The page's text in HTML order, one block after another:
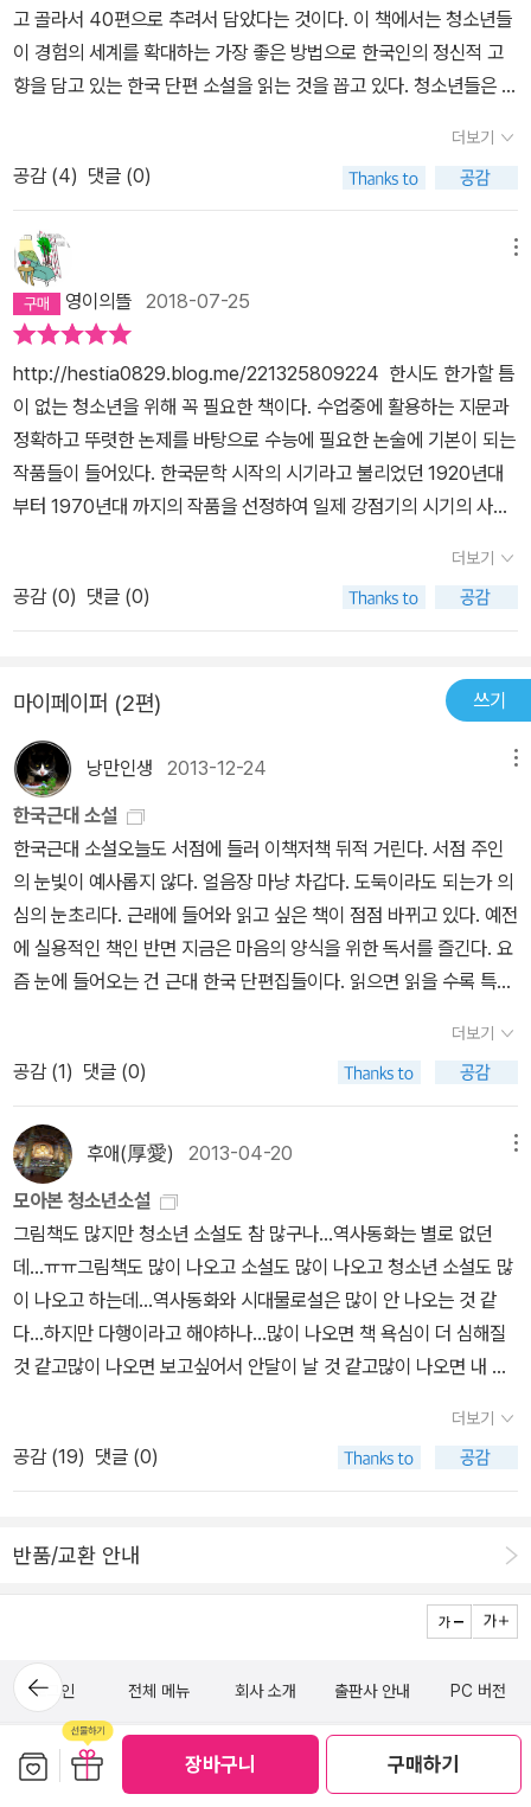
장바구니 구매하기
고 골라서 40편으로 추려서 담았다는 것이다. ​이 책에서는 청소년들
이 경험의 세계를 확대하는 가장 좋은 방법으로 한국인의 정신적 고
향을 담고 있는 한국 단편 소설을 읽는 것을 꼽고 있다. 청소년들은 자
으로써 세대 간의 격차를 뛰어넘는 성숙한 정신세계를 가꿀 수 있을
것(4쪽)이라고 하니 청소년들은 물론이고, 어느 세대건 대표적인 한
국단편소설을 접하는 것이 필요하겠다. ​이 책에서는 나름의 기준으로
한국단편소설 40편을 선정했다. 발표 시기를 기준으로 삼아 1920년
대에서 2000년대까지의 작품을 선정했으며, 시대성과 예술성을 지
닌 대표작 위주로 면밀히 검토했다고 한다. 어떤 작품들이 선정되어
있는지 이 책에 담긴 한국단편소설을 읽어보는 시간을 가져보았다.
『한국단편소설40』의 작품 선정 기준과 장점① 문학사적 의의, 예술
성, 대중성을 작품 선정의 준거로 삼았다.② 문학 교과서에 비중 있게
다뤄진 작품들을 우선순위에 올렸다.③ 줄거리 분석과 인물 관계도를
실어 작품의 내용을 정확하게 파악하도록 했다.④ 수능, 논술, 수행 평
가에 대비해 생각을 유도하는 작품 해설에 주력했다.⑤ 작품 전문을
수록해 완전한 감상을 할 수 있도록 유도했다.⑥ 어려운 어휘는 괄호
안에 주석을 달아 내용을 바로 이해할 수 있도록 배려했다. (책 뒤표
고」 「돌다리」, 박영준 「모범 경작생」, 계용묵 「백치 아다다」, 주요섭
「사랑손님과 어머니」, 유진오 「김 강사와 T교수」, 김유정 「만무방」
「금 따는 콩밭」 「봄봄」 「동백꽃」, 이상 「날개」, 이효석 「메밀꽃 필 무
렵」 「산」, 김동리 「무녀도」, 채만식 「치숙」 「이상한 선생님」, 현덕 「하
늘은 맑건만」 「고구마」 「나비를 잡는 아버지」, 염상섭 「두 파산」, 황순
원 「별」 「독 짓는 늙은이」 「소나기」 「학」, 하근찬 「수난이대」, 최일남
「노새 두 마리」, 조세희 「뫼비우스의 띠」 「난장이가 쏘아 올린 작은
공」, 오정희 「소음 공해」, 윤흥길 「종탑 아래에서」가 수록되어 있다. ​
이 중에 줄거리와 해설을 담은 MP3 파일이 제공되는 소설도 있는데,
다. 작품을 다양하게 접할 수 있도록 도움을 주고 있다. ​이 책은 작가
와 작품 세계, 작품 정리, 구성과 줄거리, 생각해 볼 문제 등을 일러주
어 학생들 학습에 도움이 되도록 간단하게 정리해 볼 수 있는 부분이
있다. 그런 면에서 볼 때 특히 인상적인 것은 '인물 관계도'이다. 작품
을 읽을 때, 한참을 읽어나가야 등장인물이 어느 정도 파악되게 마련
인데, 그림과 함께 등장인물 관계도를 보여주니 전체적인 흐름과 이
해를 빠르게 하도록 도와주고 있다. ​사실 학습과 재미 둘 다 있어야 책
을 읽는 맛이 있지 않겠는가. 특히 아이들은 안 그래도 재미있는 게 많
은 세상이라 공부하는 게 즐겁지만은 않을 것이다. 그런데 이 책은 엄
선한 한국단편소설 작품 40편의 전문을 수록해 자유롭게 감상을 할
수 있도록 하면서도 시험을 위한 작품 해설까지 더해지니 학습과 재
미 다 느낄 수 있을 것이다.​이 책을 통해 조금씩 한국단편소설을 차곡
차곡 익혀나가면 어느덧 자신감을 얻을 수 있을 것이다. 한국단편소
더보기
공감 (4) 댓글 (0)
영이의뜰 2018-07-25
http://hestia0829.blog.me/221325809224 한시도 한가할 틈
이 없는 청소년을 위해 꼭 필요한 책이다. 수업중에 활용하는 지문과
정확하고 뚜렷한 논제를 바탕으로 수능에 필요한 논술에 기본이 되는
작품들이 들어있다. 한국문학 시작의 시기라고 불리었던 1920년대
부터 1970년대 까지의 작품을 선정하여 일제 강점기의 시기의 사회
체계적으로 구성하여 소개하였다.시대별 40편의 주요 작품과 작가
를 소개하고 그 시대의 배경과 문화 정책의 영향과 비판적인 창작의
위축으로 그 시대와의 핍박과 대립에 혼란 상황의 양상도 두루 표현
오, 김유정, 이상, 이효석, 김동리, 채만식, 현덕, 염상섭, 황순원, 김성
한, 하근찬, 김승옥, 조세희, 양귀자, 윤홍길의 작품과 주요작품에는
MP3를 통하여 줄거리와 해설이 제공되어 무척 정돈된 자료를 제공
했다.게다가 각 작품마다 그 작품의 세계를 보여주고 작품의 시점과
구성, 그리고 줄거리를 제공하여 작품의 이해도를 높일 수 있게 설명
문구를 넣었고 소설의 구성요소별로 내용을 간추려 함께 생각해 볼
문제를 제시해 준다.기존의 한권의 책으로 한편의 작품을 만났다면
이 책은 가장 중요한 요점의 포인트로 짧게 스토리를 구성하고 인물
관계도를 통해 작품을 정확하고도 명료하게 파악하도록 했으며 어려
한국단편소설은 중고생에게 꼭 필요한 필독서로 이 책을 통하여 한국
단편소설의 역사를 바로 알게 하였고 현재의 내신을 통한 논술과 수
능에 알찬 도움이 될듯하다. 나아가 우리 문학의 역사와 거목들을 줄
지어 만날 수 있으니 그 시대의 삶을 다시금 옅보는 좋은 기회가 되었
다.
더보기
공감 (0) 댓글 (0)
마이페이퍼 (2편) 쓰기
낭만인생 2013-12-24
한국근대 소설
한국근대 소설오늘도 서점에 들러 이책저책 뒤적 거린다. 서점 주인
의 눈빛이 예사롭지 않다. 얼음장 마냥 차갑다. 도둑이라도 되는가 의
심의 눈초리다. 근래에 들어와 읽고 싶은 책이 점점 바뀌고 있다. 예전
에 실용적인 책인 반면 지금은 마음의 양식을 위한 독서를 즐긴다. 요
즘 눈에 들어오는 건 근대 한국 단편집들이다. 읽으면 읽을 수록 특이
국 단편 소설을 추려 놓은 책이 몇 권 보인다. 주문해서 읽어 봐야 겠
다.
더보기
공감 (1) 댓글 (0)
후애(厚愛) 2013-04-20
모아본 청소년소설
그림책도 많지만 청소년 소설도 참 많구나...역사동화는 별로 없던
데...ㅠㅠ그림책도 많이 나오고 소설도 많이 나오고 청소년 소설도 많
이 나오고 하는데...역사동화와 시대물로설은 많이 안 나오는 것 같
다...하지만 다행이라고 해야하나...많이 나오면 책 욕심이 더 심해질
것 같고많이 나오면 보고싶어서 안달이 날 것 같고많이 나오면 내 한
담아보니 재밌어 보이는 책들이 참 많네... 안 읽어 본 책들도
시리즈가 너무 많다...한 두 권이면 나중에 볼 텐데...ㅠㅠ
싶다.고전들도 재밌어 보이고표지가 참 이쁜 책들도 많고...내 눈길을
끄는 책들도 참 많고... 올리고 나니 참 많다...올릴 때는 시간 가는 줄
도 모르고 푹 빠져 버린다.^^
더보기
공감 (19) 댓글 (0)
반품/교환 안내
뒤로가
기
로그인 전체 메뉴 회사 소개 출판사 안내 PC 버전
(주)알라딘커뮤니케이션